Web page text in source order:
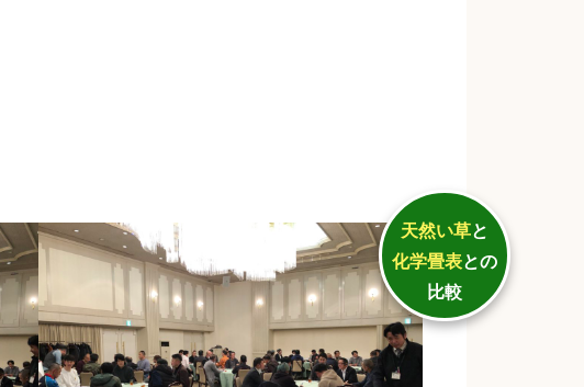
天然い草と
化学畳表との
比較